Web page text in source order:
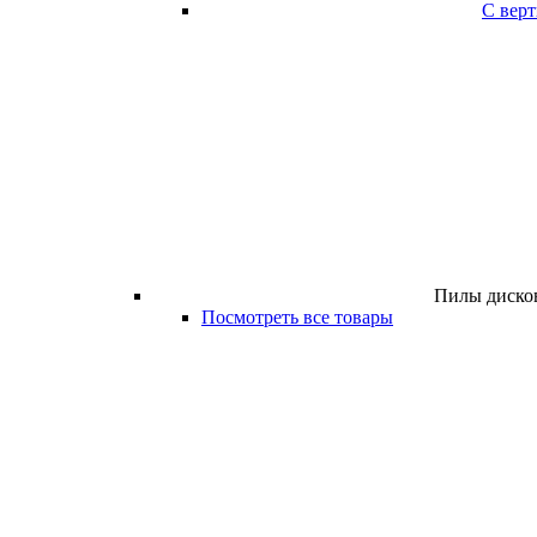
С
Пилы
Посмотреть все товары